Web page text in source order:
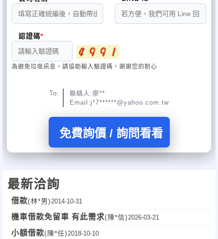
認證碼
為避免垃圾訊息，請協助輸入驗證碼，謝謝您的耐心
To:
聯絡人:廖**
Email:j*7******@yahoo.com.tw
免費詢價 / 詢問看看
最新洽詢
借款(林*男) 2014-10-31
機車借款免留車 有此需求(陳*信) 2026-03-21
小額借款(陳*任) 2018-10-10